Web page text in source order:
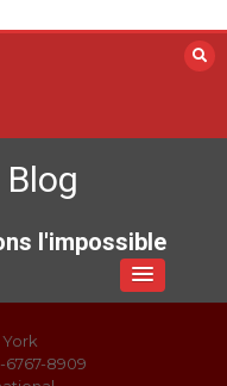
Blog
l'impossible
6767-8909